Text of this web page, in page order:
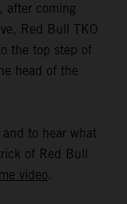
after coming
Red Bull TKO
the top step of
head of the
to hear what
of Red Bull
video.